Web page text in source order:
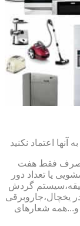
اعتماد نکنید
فقط هفت
یا تعداد دور
و شوی ظروف تنها در 12 دقیقه،سیستم گردش
یخچال،جاروبرقی
شعارهای